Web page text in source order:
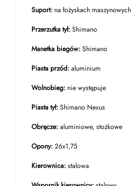
Suport: na łożyskach maszynowych
Przerzutka tył: Shimano
Manetka biegów: Shimano
Piasta przód: aluminium
Wolnobieg: nie występuje
Piasta tył: Shimano Nexus
Obręcze: aluminiowe, stożkowe
Opony: 26x1,75
Kierownica: stalowa